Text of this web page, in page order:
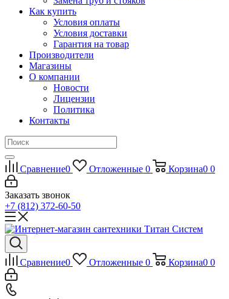
Как купить
Условия оплаты
Условия доставки
Гарантия на товар
Производители
Магазины
О компании
Новости
Лицензии
Политика
Контакты
Сравнение0 Отложенные 0 Корзина0 0
Заказать звонок
+7 (812) 372-60-50
Сравнение0 Отложенные 0 Корзина0 0